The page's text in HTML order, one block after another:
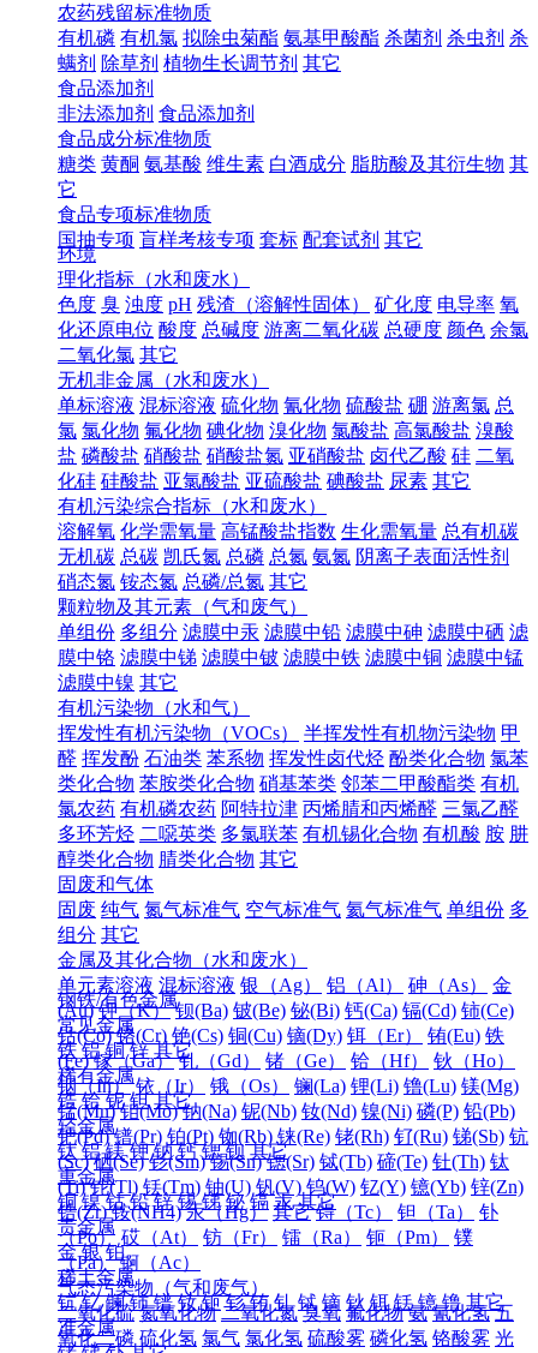
农药残留标准物质
有机磷 有机氯 拟除虫菊酯 氨基甲酸酯 杀菌剂 杀虫剂 杀
螨剂 除草剂 植物生长调节剂 其它
食品添加剂
非法添加剂 食品添加剂
食品成分标准物质
糖类 黄酮 氨基酸 维生素 白酒成分 脂肪酸及其衍生物 其
它
食品专项标准物质
国抽专项 盲样考核专项 套标 配套试剂 其它
环境
理化指标（水和废水）
色度 臭 浊度 pH 残渣（溶解性固体） 矿化度 电导率 氧
化还原电位 酸度 总碱度 游离二氧化碳 总硬度 颜色 余氯
二氧化氯 其它
无机非金属（水和废水）
单标溶液 混标溶液 硫化物 氰化物 硫酸盐 硼 游离氯 总
氯 氯化物 氟化物 碘化物 溴化物 氯酸盐 高氯酸盐 溴酸
盐 磷酸盐 硝酸盐 硝酸盐氮 亚硝酸盐 卤代乙酸 硅 二氧
化硅 硅酸盐 亚氯酸盐 亚硫酸盐 碘酸盐 尿素 其它
有机污染综合指标（水和废水）
溶解氧 化学需氧量 高锰酸盐指数 生化需氧量 总有机碳
无机碳 总碳 凯氏氮 总磷 总氮 氨氮 阴离子表面活性剂
硝态氮 铵态氮 总磷/总氮 其它
颗粒物及其元素（气和废气）
单组份 多组分 滤膜中汞 滤膜中铅 滤膜中砷 滤膜中硒 滤
膜中铬 滤膜中锑 滤膜中铍 滤膜中铁 滤膜中铜 滤膜中锰
滤膜中镍 其它
有机污染物（水和气）
挥发性有机污染物（VOCs）
半挥发性有机物污染物 甲
醛 挥发酚 石油类 苯系物 挥发性卤代烃 酚类化合物 氯苯
类化合物 苯胺类化合物 硝基苯类 邻苯二甲酸酯类 有机
氯农药 有机磷农药 阿特拉津 丙烯腈和丙烯醛 三氯乙醛
多环芳烃 二噁英类 多氯联苯 有机锡化合物 有机酸 胺 肼
醇类化合物 腈类化合物 其它
固废和气体
固废 纯气 氮气标准气 空气标准气 氦气标准气 单组份 多
组分 其它
金属及其化合物（水和废水）
单元素溶液 混标溶液 银（Ag） 铝（Al） 砷（As）
金
(Au) 钾（K） 钡(Ba) 铍(Be) 铋(Bi) 钙(Ca) 镉(Cd) 铈(Ce)
钴(Co) 铬(Cr) 铯(Cs) 铜(Cu) 镝(Dy) 铒（Er） 铕(Eu) 铁
(Fe) 镓（Ga） 钆（Gd） 锗（Ge） 铪（Hf）
钬（Ho）
铟（In） 铱（Ir） 锇（Os） 镧(La) 锂(Li) 镥(Lu) 镁(Mg)
锰(Mn) 钼(Mo) 钠(Na) 铌(Nb) 钕(Nd) 镍(Ni) 磷(P) 铅(Pb)
钯(Pd) 镨(Pr) 铂(Pt) 铷(Rb) 铼(Re) 铑(Rh) 钌(Ru) 锑(Sb) 钪
(Sc) 硒(Se) 钐(Sm) 锡(Sn) 锶(Sr) 铽(Tb) 碲(Te) 钍(Th) 钛
(Ti) 铊(Tl) 铥(Tm) 铀(U) 钒(V) 钨(W) 钇(Y) 镱(Yb) 锌(Zn)
锆(Zr) 铵(NH4) 汞（Hg） 其它 锝（Tc） 钽（Ta）
钋
（Po） 砹（At） 钫（Fr） 镭（Ra） 钷（Pm）
镤
（Pa） 锕（Ac）
气态污染物（气和废气）
二氧化硫 氮氧化物 二氧化氮 臭氧 氟化物 氨 氰化氢 五
氧化二磷 硫化氢 氯气 氯化氢 硫酸雾 磷化氢 铬酸雾 光
钢铁/有色金属
常见金属
铁 铝 铜 锌 其它
稀有金属
锆 铪 铌 钽 其它
轻金属
钛 铝 镁 钾 钠 钙 锶 钡 其它
重金属
铜 镍 钴 铅 锌 锡 锑 铋 镉 汞 其它
贵金属
金 银 铂
稀土金属
钪 钇 镧 铈 镨 钕 钷 钐 铕 钆 铽 镝 钬 铒 铥 镱 镥 其它
准金属